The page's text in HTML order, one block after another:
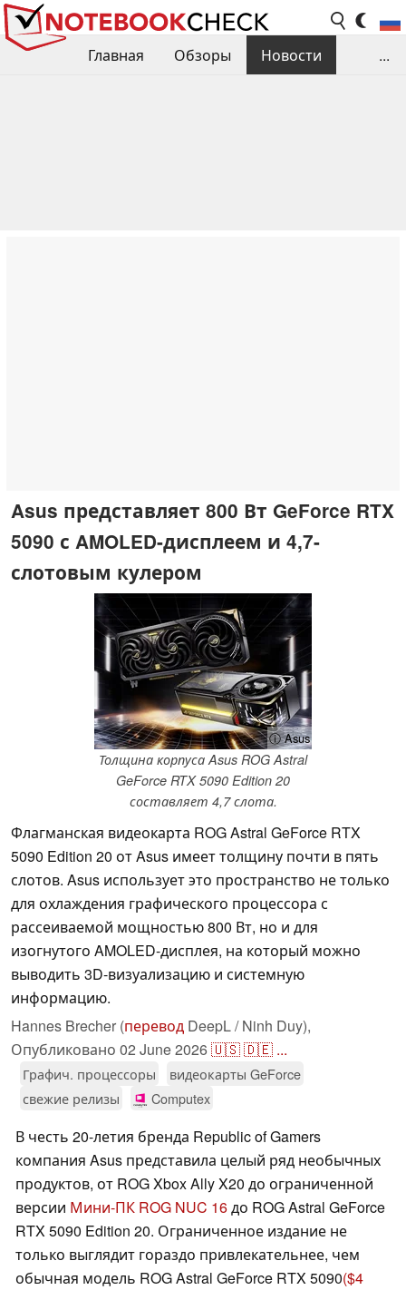
Главная Обзоры
Новости
...
Asus представляет 800 Вт GeForce RTX
5090 с AMOLED-дисплеем и 4,7-
слотовым кулером
ⓘ Asus
Толщина корпуса Asus ROG Astral
GeForce RTX 5090 Edition 20
составляет 4,7 слота.
Флагманская видеокарта ROG Astral GeForce RTX
5090 Edition 20 от Asus имеет толщину почти в пять
слотов. Asus использует это пространство не только
для охлаждения графического процессора с
рассеиваемой мощностью 800 Вт, но и для
изогнутого AMOLED-дисплея, на который можно
выводить 3D-визуализацию и системную
информацию.
Hannes Brecher (перевод DeepL / Ninh Duy),
Опубликовано 02 June 2026🇺🇸🇩🇪 ...
Графич. процессоры
видеокарты GeForce
свежие релизы
Computex
В честь 20-летия бренда Republic of Gamers
компания Asus представила целый ряд необычных
продуктов, от ROG Xbox Ally X20 до ограниченной
версии Мини-ПК ROG NUC 16до ROG Astral GeForce
RTX 5090 Edition 20. Ограниченное издание не
только выглядит гораздо привлекательнее, чем
обычная модель ROG Astral GeForce RTX 5090($4